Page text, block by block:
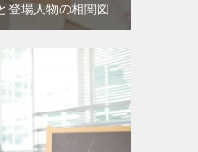
登場人物の相関図